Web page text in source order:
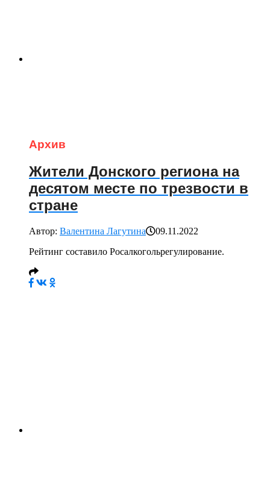
Архив
Жители Донского региона на
десятом месте по трезвости в
стране
Автор: Валентина Лагутина
09.11.2022
Рейтинг составило Росалкогольрегулирование.